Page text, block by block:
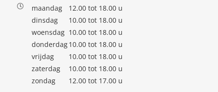
maandag
12.00 tot 18.00 u
dinsdag
10.00 tot 18.00 u
woensdag 10.00 tot 18.00 u
donderdag10.00 tot 18.00 u
vrijdag
10.00 tot 18.00 u
zaterdag
10.00 tot 18.00 u
zondag
12.00 tot 17.00 u